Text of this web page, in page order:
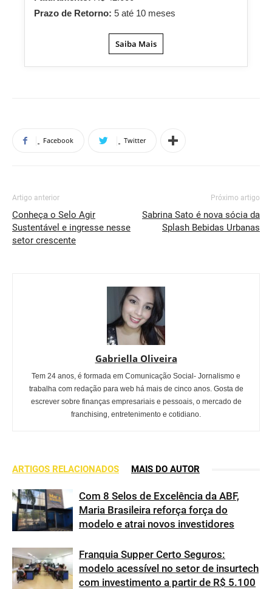
Prazo de Retorno: 5 até 10 meses
Saiba Mais
Facebook Twitter
Artigo anterior
Conheça o Selo Agir
Sustentável e ingresse nesse
setor crescente
Próximo artigo
Sabrina Sato é nova sócia da
Splash Bebidas Urbanas
Gabriella Oliveira
Tem 24 anos, é formada em Comunicação Social- Jornalismo e
trabalha com redação para web há mais de cinco anos. Gosta de
escrever sobre finanças empresariais e pessoais, o mercado de
franchising, entretenimento e cotidiano.
ARTIGOS RELACIONADOS MAIS DO AUTOR
Com 8 Selos de Excelência da ABF,
Maria Brasileira reforça força do
modelo e atrai novos investidores
Franquia Supper Certo Seguros:
modelo acessível no setor de insurtech
com investimento a partir de R$ 5.100